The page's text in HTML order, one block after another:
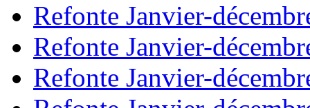
Refonte Janvier-
Refonte Janvier-
Refonte Janvier-